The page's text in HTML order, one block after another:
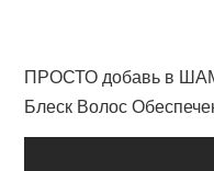
ПРОСТО добавь в
Блеск Волос